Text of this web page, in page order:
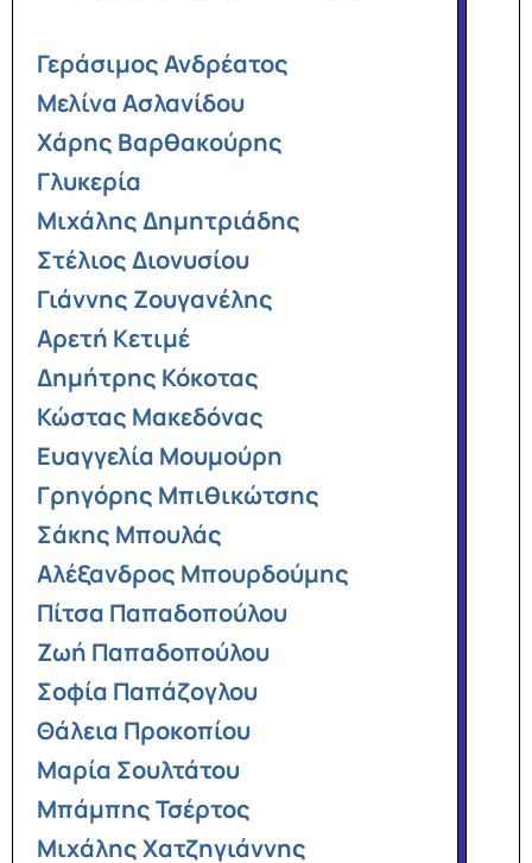
Γεράσιμος Ανδρέατος
Μελίνα Ασλανίδου
Χάρης Βαρθακούρης
Γλυκερία
Μιχάλης Δημητριάδης
Στέλιος Διονυσίου
Γιάννης Ζουγανέλης
Αρετή Κετιμέ
Δημήτρης Κόκοτας
Κώστας Μακεδόνας
Ευαγγελία Μουμούρη
Γρηγόρης Μπιθικώτσης
Σάκης Μπουλάς
Αλέξανδρος Μπουρδούμης
Πίτσα Παπαδοπούλου
Ζωή Παπαδοπούλου
Σοφία Παπάζογλου
Θάλεια Προκοπίου
Μαρία Σουλτάτου
Μπάμπης Τσέρτος
Μιχάλης Χατζηγιάννης